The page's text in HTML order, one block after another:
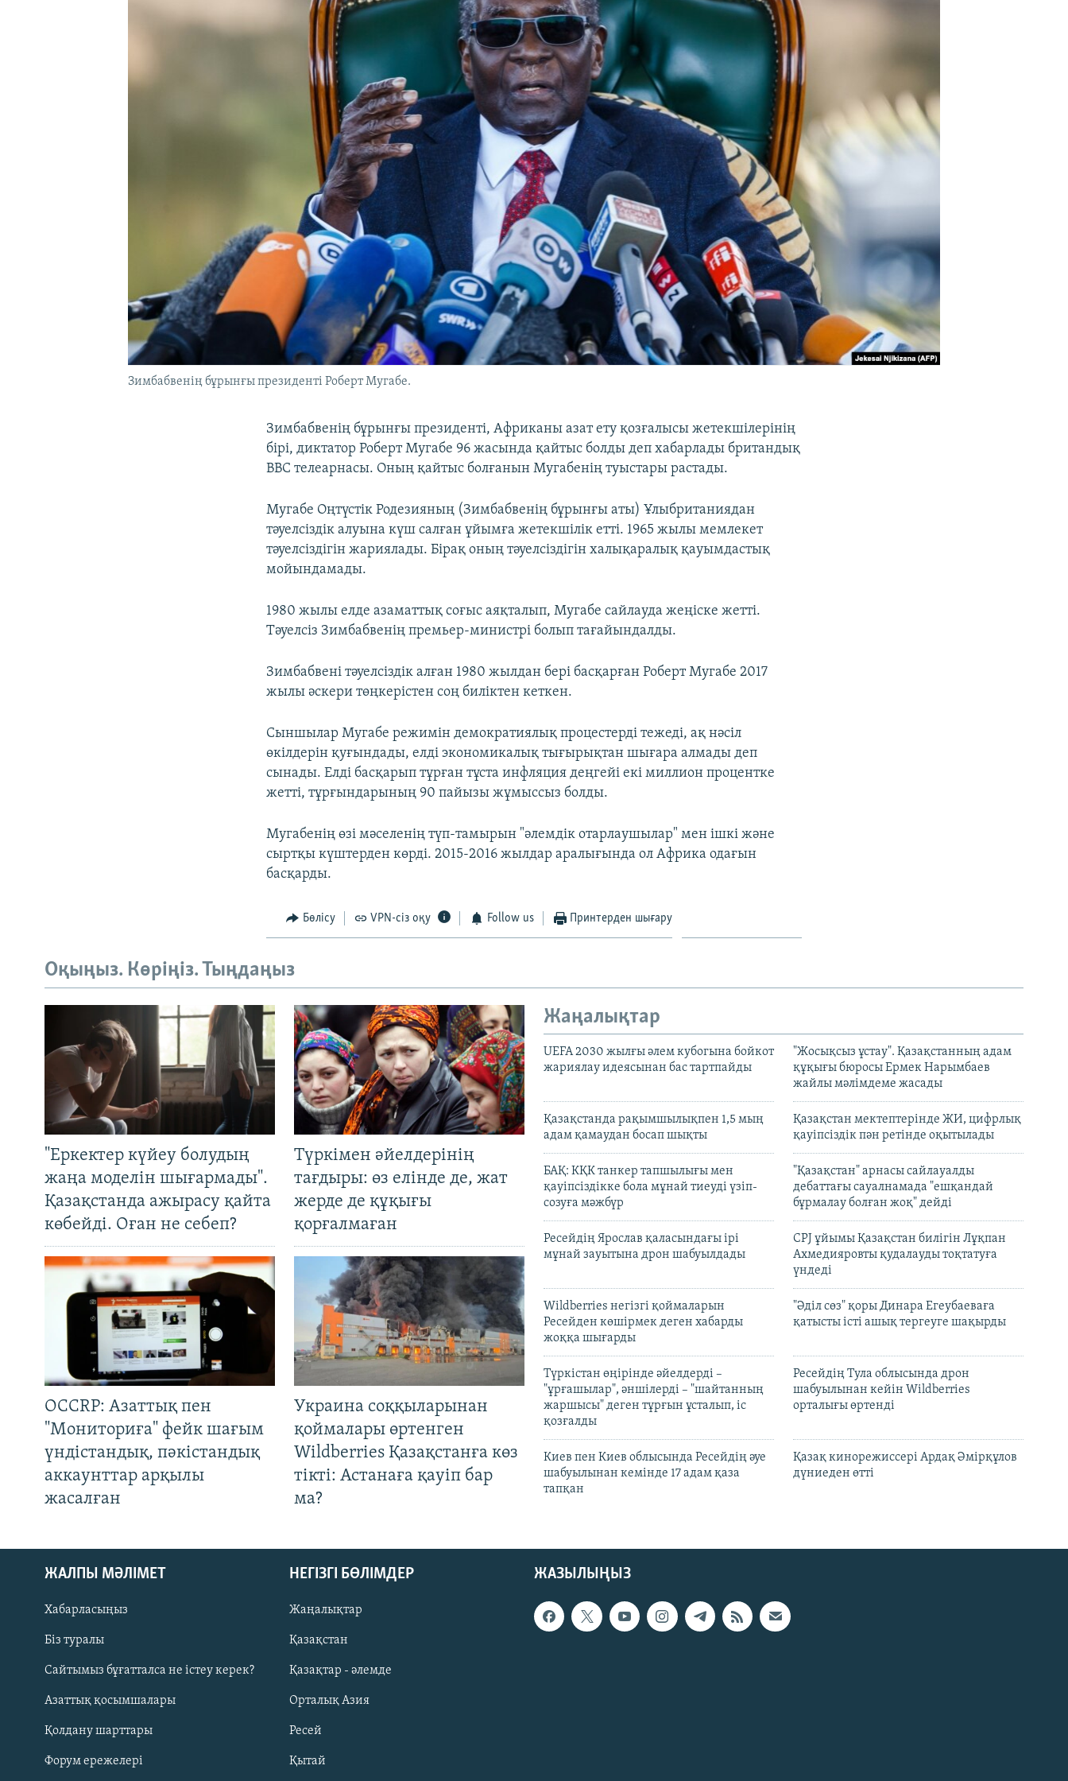
Русский
ЖАЗЫЛЫҢЫЗ
Зимбабвенің бұрынғы президенті Роберт Мугабе.
Зимбабвенің бұрынғы президенті, Африканы азат ету қозғалысы жетекшілерінің
бірі, диктатор Роберт Мугабе 96 жасында қайтыс болды деп хабарлады британдық
BBC телеарнасы. Оның қайтыс болғанын Мугабенің туыстары растады.
Мугабе Оңтүстік Родезияның (Зимбабвенің бұрынғы аты) Ұлыбританиядан
тәуелсіздік алуына күш салған ұйымға жетекшілік етті. 1965 жылы мемлекет
тәуелсіздігін жариялады. Бірақ оның тәуелсіздігін халықаралық қауымдастық
мойындамады.
1980 жылы елде азаматтық соғыс аяқталып, Мугабе сайлауда жеңіске жетті.
Тәуелсіз Зимбабвенің премьер-министрі болып тағайындалды.
Зимбабвені тәуелсіздік алған 1980 жылдан бері басқарған Роберт Мугабе 2017
жылы әскери төңкерістен соң биліктен кеткен.
Сыншылар Мугабе режимін демократиялық процестерді тежеді, ақ нәсіл
өкілдерін қуғындады, елді экономикалық тығырықтан шығара алмады деп
сынады. Елді басқарып тұрған тұста инфляция деңгейі екі миллион процентке
жетті, тұрғындарының 90 пайызы жұмыссыз болды.
Мугабенің өзі мәселенің түп-тамырын "әлемдік отарлаушылар" мен ішкі және
сыртқы күштерден көрді. 2015-2016 жылдар аралығында ол Африка одағын
басқарды.
Бөлісу VPN-сіз оқу Follow us Принтерден шығару
Оқыңыз. Көріңіз. Тыңдаңыз
"Еркектер күйеу болудың
жаңа моделін шығармады".
Қазақстанда ажырасу қайта
көбейді. Оған не себеп?
Түркімен әйелдерінің
тағдыры: өз елінде де, жат
жерде де құқығы
қорғалмаған
OCCRP: Азаттық пен
"Мониториға" фейк шағым
үндістандық, пәкістандық
аккаунттар арқылы
жасалған
Украина соққыларынан
қоймалары өртенген
Wildberries Қазақстанға көз
тікті: Астанаға қауіп бар
ма?
Жаңалықтар
UEFA 2030 жылғы әлем кубогына бойкот
жариялау идеясынан бас тартпайды
"Жосықсыз ұстау". Қазақстанның адам
құқығы бюросы Ермек Нарымбаев
жайлы мәлімдеме жасады
Қазақстанда рақымшылықпен 1,5 мың
адам қамаудан босап шықты
Қазақстан мектептерінде ЖИ, цифрлық
қауіпсіздік пән ретінде оқытылады
БАҚ: КҚК танкер тапшылығы мен
қауіпсіздікке бола мұнай тиеуді үзіп-
созуға мәжбүр
"Қазақстан" арнасы сайлауалды
дебаттағы сауалнамада "ешқандай
бұрмалау болған жоқ" дейді
Ресейдің Ярослав қаласындағы ірі
мұнай зауытына дрон шабуылдады
CPJ ұйымы Қазақстан билігін Лұқпан
Ахмедияровты қудалауды тоқтатуға
үндеді
Wildberries негізгі қоймаларын
Ресейден көшірмек деген хабарды
жоққа шығарды
"Әділ сөз" қоры Динара Егеубаеваға
қатысты істі ашық тергеуге шақырды
Түркістан өңірінде әйелдерді –
"ұрғашылар", әншілерді – "шайтанның
жаршысы" деген тұрғын ұсталып, іс
қозғалды
Ресейдің Тула облысында дрон
шабуылынан кейін Wildberries
орталығы өртенді
Киев пен Киев облысында Ресейдің әуе
шабуылынан кемінде 17 адам қаза
тапқан
Қазақ кинорежиссері Ардақ Әмірқұлов
дүниеден өтті
ЖАЗЫЛЫҢЫЗ
ЖАЛПЫ МӘЛІМЕТ
Хабарласыңыз
Біз туралы
Сайтымыз бұғатталса не істеу керек?
Азаттық қосымшалары
Қолдану шарттары
Форум ережелері
НЕГІЗГІ БӨЛІМДЕР
Жаңалықтар
Қазақстан
Қазақтар - әлемде
Орталық Азия
Ресей
Қытай